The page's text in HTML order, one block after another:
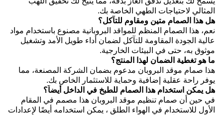
المثالي لاحتياجات الطهي الخاصة بك.
هل هذا الصمام متين ومقاوم للتآكل؟
نعم، هذا الصمام المنظم للمواقد البروبانية مصنوع باستخدام مواد
عالية الجودة المقاومة للتآكل لضمان أداء طويل الأمد وتشغيل
موثوق به، حتى في البيئات الخارجية.
ما هو تغطية الضمان لهذا المنتج؟
هذا صمام موقد البروبان مدعوم بضمان الشركة المصنعة، مما
يوفر راحة عقلية إضافية وحماية للاستثمار الخاص بك.
هل يمكن استخدام هذا الصمام للطبخ في الداخل أيضاً؟
في حين أن صمام تنظيم موقد البروبان هذا مصمم في المقام
الأول للاستخدام في الهواء الطلق ، يمكن استخدامه أيضًا لإعدادات